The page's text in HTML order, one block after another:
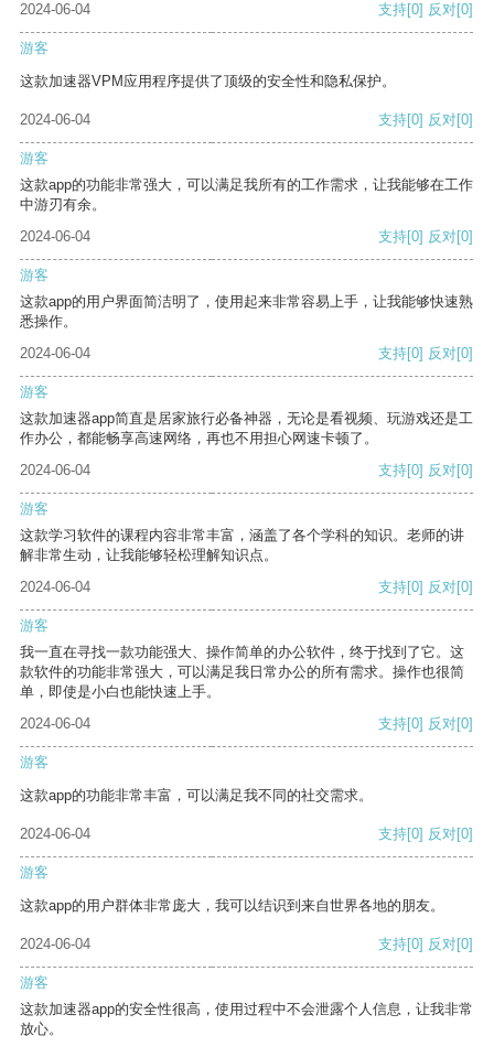
2024-06-04 支持[0] 反对[0]
游客
这款加速器VPM应用程序提供了顶级的安全性和隐私保护。
2024-06-04 支持[0] 反对[0]
游客
这款app的功能非常强大，可以满足我所有的工作需求，让我能够在工作
中游刃有余。
2024-06-04
支持[0] 反对[0]
游客
这款app的用户界面简洁明了，使用起来非常容易上手，让我能够快速熟
悉操作。
2024-06-04
支持[0] 反对[0]
游客
这款加速器app简直是居家旅行必备神器，无论是看视频、玩游戏还是工
作办公，都能畅享高速网络，再也不用担心网速卡顿了。
2024-06-04
支持[0] 反对[0]
游客
这款学习软件的课程内容非常丰富，涵盖了各个学科的知识。老师的讲
解非常生动，让我能够轻松理解知识点。
2024-06-04
支持[0] 反对[0]
游客
我一直在寻找一款功能强大、操作简单的办公软件，终于找到了它。这
款软件的功能非常强大，可以满足我日常办公的所有需求。操作也很简
单，即使是小白也能快速上手。
2024-06-04
支持[0] 反对[0]
游客
这款app的功能非常丰富，可以满足我不同的社交需求。
2024-06-04 支持[0] 反对[0]
游客
这款app的用户群体非常庞大，我可以结识到来自世界各地的朋友。
2024-06-04 支持[0] 反对[0]
游客
这款加速器app的安全性很高，使用过程中不会泄露个人信息，让我非常
放心。